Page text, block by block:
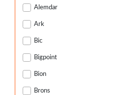
Alemdar
Ark
Bic
Bigpoint
Bion
Brons